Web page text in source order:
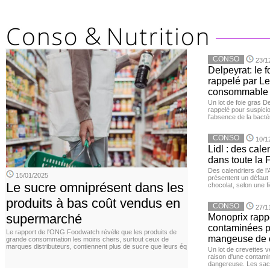
15/01/2025
Le sucre omniprésent dans les
produits à bas coût vendus en
supermarché
Le rapport de l'ONG Foodwatch révèle que les produits de
grande consommation les moins chers, surtout ceux de
marques distributeurs, contiennent plus de sucre que leurs éq
CONSO 23/
Delpeyrat: le
rappelé par
consommable
Un lot de foie gras
rappelé pour
l'absence de la
CONSO 10/
Lidl : des
dans toute la
Des calendriers de
présentent un défaut
chocolat, selon une
CONSO 27/
Monoprix
contaminées
mangeuse de
Un lot de crevettes
raison d'une
dangereuse. Les